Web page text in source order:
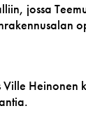
jossa
Heinonen